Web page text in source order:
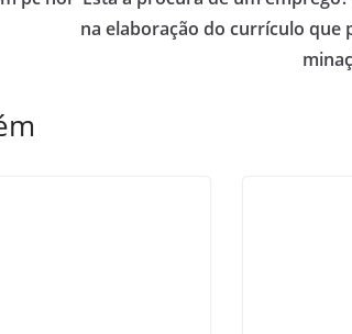
na elaboração do currículo que